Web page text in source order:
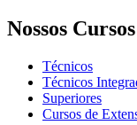
Nossos Cursos
Técnicos
Técnicos
Superiores
Cursos de